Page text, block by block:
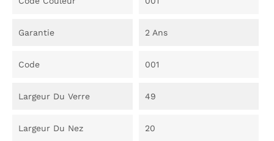
Garantie 2 Ans
Code 001
Largeur Du Verre 49
Largeur Du Nez 20